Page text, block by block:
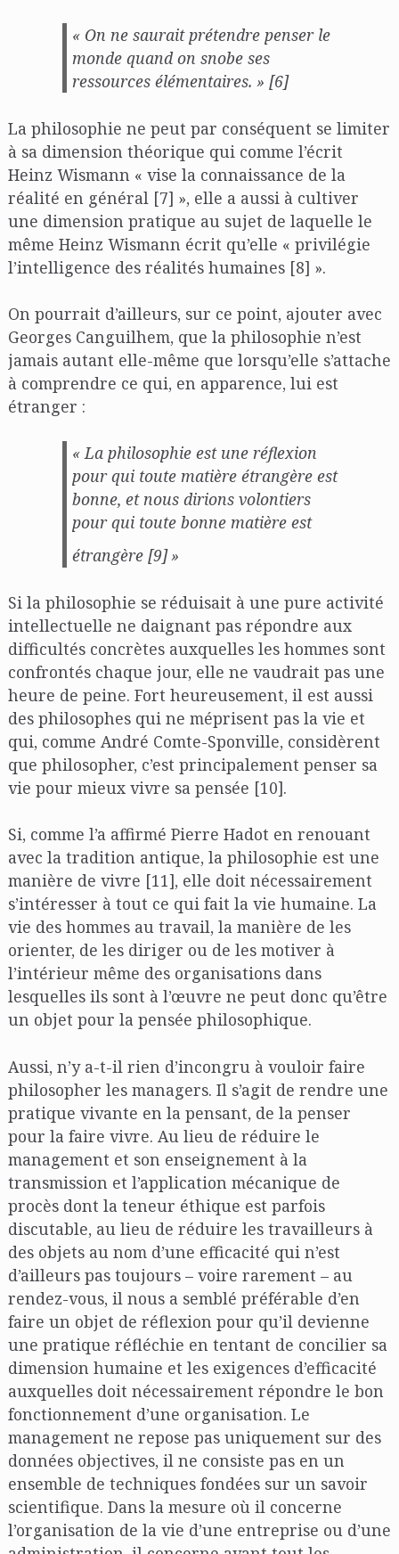
« On ne saurait prétendre penser le
monde quand on snobe ses
ressources élémentaires. » [6]
La philosophie ne peut par conséquent se limiter
à sa dimension théorique qui comme l’écrit
Heinz Wismann « vise la connaissance de la
réalité en général [7] », elle a aussi à cultiver
une dimension pratique au sujet de laquelle le
même Heinz Wismann écrit qu’elle « privilégie
l’intelligence des réalités humaines [8] ».
On pourrait d’ailleurs, sur ce point, ajouter avec
Georges Canguilhem, que la philosophie n’est
jamais autant elle-même que lorsqu’elle s’attache
à comprendre ce qui, en apparence, lui est
étranger :
« La philosophie est une réflexion
pour qui toute matière étrangère est
bonne, et nous dirions volontiers
pour qui toute bonne matière est
étrangère [9]»
Si la philosophie se réduisait à une pure activité
intellectuelle ne daignant pas répondre aux
difficultés concrètes auxquelles les hommes sont
confrontés chaque jour, elle ne vaudrait pas une
heure de peine. Fort heureusement, il est aussi
des philosophes qui ne méprisent pas la vie et
qui, comme André Comte-Sponville, considèrent
que philosopher, c’est principalement penser sa
vie pour mieux vivre sa pensée [10].
Si, comme l’a affirmé Pierre Hadot en renouant
avec la tradition antique, la philosophie est une
manière de vivre [11], elle doit nécessairement
s’intéresser à tout ce qui fait la vie humaine. La
vie des hommes au travail, la manière de les
orienter, de les diriger ou de les motiver à
l’intérieur même des organisations dans
lesquelles ils sont à l’œuvre ne peut donc qu’être
un objet pour la pensée philosophique.
Aussi, n’y a-t-il rien d’incongru à vouloir faire
philosopher les managers. Il s’agit de rendre une
pratique vivante en la pensant, de la penser
pour la faire vivre. Au lieu de réduire le
management et son enseignement à la
transmission et l’application mécanique de
procès dont la teneur éthique est parfois
discutable, au lieu de réduire les travailleurs à
des objets au nom d’une efficacité qui n’est
d’ailleurs pas toujours – voire rarement – au
rendez-vous, il nous a semblé préférable d’en
faire un objet de réflexion pour qu’il devienne
une pratique réfléchie en tentant de concilier sa
dimension humaine et les exigences d’efficacité
auxquelles doit nécessairement répondre le bon
fonctionnement d’une organisation. Le
management ne repose pas uniquement sur des
données objectives, il ne consiste pas en un
ensemble de techniques fondées sur un savoir
scientifique. Dans la mesure où il concerne
l’organisation de la vie d’une entreprise ou d’une